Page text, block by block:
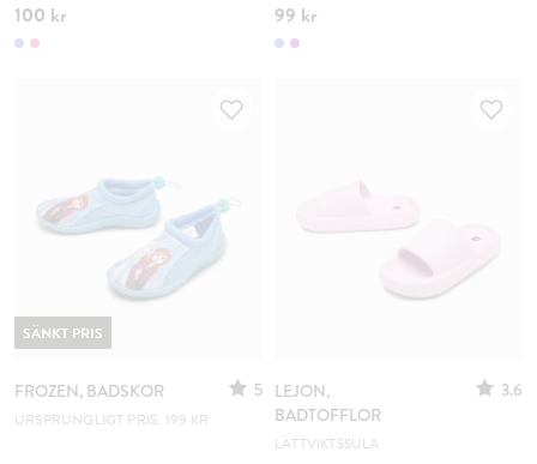
100 kr 99 kr
FROZEN, BADSKOR 5
URSPRUNGLIGT PRIS: 199 KR
SÄNKT PRIS
LEJON,
BADTOFFLOR
3.6
LÄTTVIKTSSULA